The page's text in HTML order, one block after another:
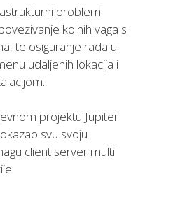
problemi
kolnih vaga s
te osiguranje rada u
udaljenih lokacija i
projektu Jupiter
svu svoju
client server multi